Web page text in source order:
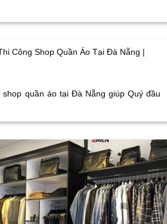
Công Shop Quần Áo Tại Đà Nẵng |
quần áo tại Đà Nẵng giúp Quý đầu